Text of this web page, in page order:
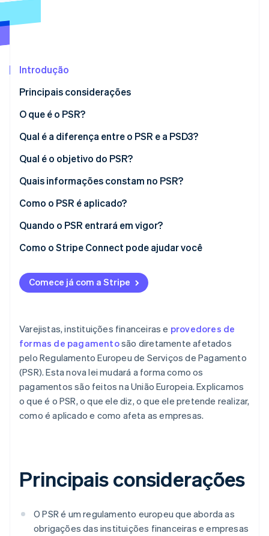
Veja como a Stripe está construindo a infraestrutura
Assista agora
Introdução
Principais considerações
O que é o PSR?
Qual é a diferença entre o PSR e a PSD3?
Qual é o objetivo do PSR?
Quais informações constam no PSR?
Como o PSR é aplicado?
Quando o PSR entrará em vigor?
Como o Stripe Connect pode ajudar você
Comece já com a Stripe
Varejistas, instituições financeiras e provedores de
formas de pagamentosão diretamente afetados
pelo Regulamento Europeu de Serviços de Pagamento
(PSR). Esta nova lei mudará a forma como os
pagamentos são feitos na União Europeia. Explicamos
o que é o PSR, o que ele diz, o que ele pretende realizar,
como é aplicado e como afeta as empresas.
Principais considerações
O PSR é um regulamento europeu que aborda as
obrigações das instituições financeiras e empresas